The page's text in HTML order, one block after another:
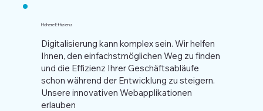
Höhere Effizienz
Digitalisierung kann komplex sein. Wir helfen
Ihnen, den einfachstmöglichen Weg zu finden
und die Effizienz Ihrer Geschäftsabläufe
schon während der Entwicklung zu steigern.
Unsere innovativen Webapplikationen
erlauben